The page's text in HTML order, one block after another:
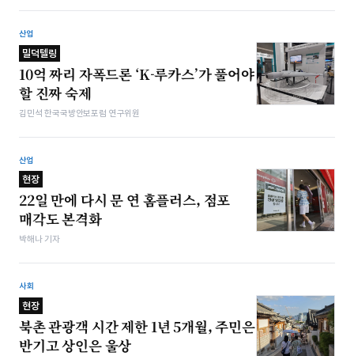
산업
밀덕텔링
10억 짜리 자폭드론 ‘K-루카스’가 풀어야
할 진짜 숙제
김민석 한국국방안보포럼 연구위원
산업
현장
22일 만에 다시 문 연 홈플러스, 점포
매각도 본격화
박해나 기자
사회
현장
북촌 관광객 시간 제한 1년 5개월, 주민은
반기고 상인은 울상